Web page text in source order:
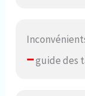
–guide des